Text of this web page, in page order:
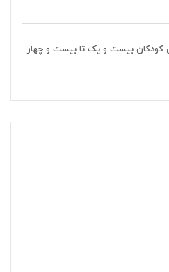
کودکان بیست و یک تا بیست و چهار